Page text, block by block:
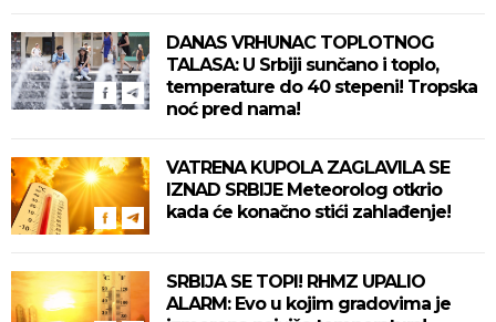
DANAS VRHUNAC TOPLOTNOG
TALASA: U Srbiji sunčano i toplo,
temperature do 40 stepeni! Tropska
noć pred nama!
VATRENA KUPOLA ZAGLAVILA SE
IZNAD SRBIJE Meteorolog otkrio
kada će konačno stići zahlađenje!
SRBIJA SE TOPI! RHMZ UPALIO
ALARM: Evo u kojim gradovima je